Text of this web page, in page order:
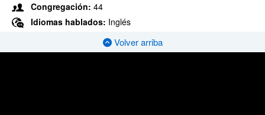
Congregación: 44
Idiomas hablados: Inglés
Volver arriba